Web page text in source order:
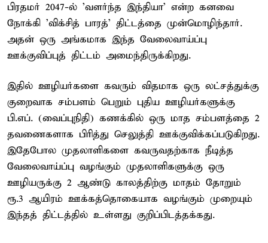
பிரதமர் 2047-ல் 'வளர்ந்த இந்தியா' என்ற கனவை
நோக்கி 'விக்சித் பாரத்' திட்டத்தை முன்மொழிந்தார்.
அதன் ஒரு அங்கமாக இந்த வேலைவாய்ப்பு
ஊக்குவிப்புத் திட்டம் அமைந்திருக்கிறது.
இதில் ஊழியர்களை கவரும் விதமாக ஒரு லட்சத்துக்கு
குறைவாக சம்பளம் பெறும் புதிய ஊழியர்களுக்கு
பி.எப். (வைப்புநிதி) கணக்கில் ஒரு மாத சம்பளத்தை 2
தவணைகளாக பிரித்து செலுத்தி ஊக்குவிக்கப்படுகிறது.
இதேபோல முதலாளிகளை கவருவதற்காக நீடித்த
வேலைவாய்ப்பு வழங்கும் முதலாளிகளுக்கு ஒரு
ஊழியருக்கு 2 ஆண்டு காலத்திற்கு மாதம் தோறும்
ரூ.3 ஆயிரம் ஊக்கத்தொகையாக வழங்கும் முறையும்
இந்தத் திட்டத்தில் உள்ளது குறிப்பிடத்தக்கது.